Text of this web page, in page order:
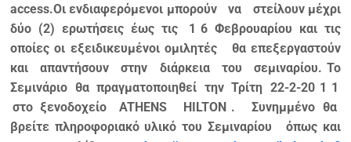
access.Οι ενδιαφερόμενοι μπορούν
να
στείλουν μέχρι
δύο (2) ερωτήσεις έως τις
1 6 Φεβρουαρίου και τις
οποίες οι εξειδικευμένοι ομιλητές
θα επεξεργαστούν
και απαντήσουν στην διάρκεια του σεμιναρίου. Το
Σεμινάριο θα πραγματοποιηθεί την Τρίτη 22-2-20 1 1
στο ξενοδοχείο
ATHENS HILTON .
Συνημμένο θα
βρείτε πληροφοριακό υλικό του Σεμιναρίου
όπως και